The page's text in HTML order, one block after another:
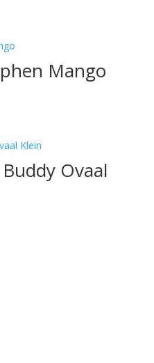
Mango
Ovaal